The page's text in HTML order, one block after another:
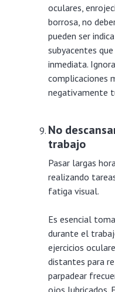
oculares,
borrosa, no
pueden ser
subyacentes
inmediata.
complicaciones
negativamente
No
trabajo
Pasar largas
realizando
fatiga visual.
Es esencial
durante el
ejercicios
distantes para
parpadear
ojos lubricados.